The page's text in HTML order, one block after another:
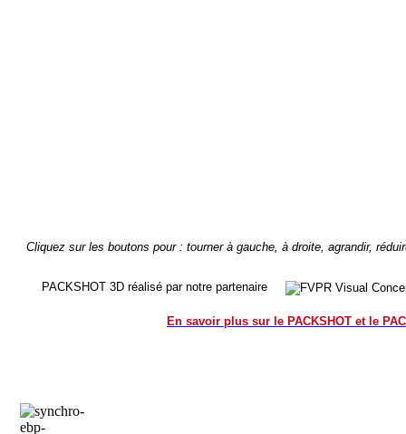
Cliquez sur les boutons pour : tourner à gauche, à droite, agrandir,
PACKSHOT 3D réalisé par notre partenaire
En savoir plus sur le PACKSHOT et le